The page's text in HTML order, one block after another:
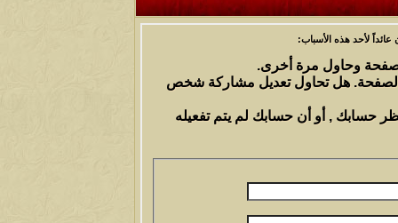
لأحد هذه الأسباب:
وحاول مرة أخرى.
الصفحة. هل تحاول تعديل مشاركة شخص
حسابك , أو أن حسابك لم يتم تفعيله